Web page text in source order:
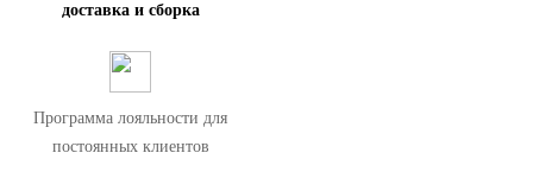
доставка и сборка
Программа лояльности для
постоянных клиентов